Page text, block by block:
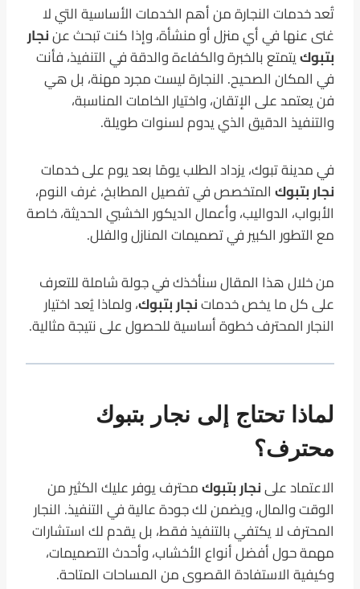
تُعد خدمات النجارة من أهم الخدمات الأساسية التي لا
غنى عنها في أي منزل أو منشأة، وإذا كنت تبحث عننجار
بتبوكيتمتع بالخبرة والكفاءة والدقة في التنفيذ، فأنت
في المكان الصحيح. النجارة ليست مجرد مهنة، بل هي
فن يعتمد على الإتقان، واختيار الخامات المناسبة،
والتنفيذ الدقيق الذي يدوم لسنوات طويلة.
في مدينة تبوك، يزداد الطلب يومًا بعد يوم على خدمات
نجار بتبوكالمتخصص في تفصيل المطابخ، غرف النوم،
الأبواب، الدواليب، وأعمال الديكور الخشبي الحديثة، خاصة
مع التطور الكبير في تصميمات المنازل والفلل.
من خلال هذا المقال سنأخذك في جولة شاملة للتعرف
على كل ما يخص خدماتنجار بتبوك، ولماذا يُعد اختيار
النجار المحترف خطوة أساسية للحصول على نتيجة مثالية.
لماذا تحتاج إلى نجار بتبوك
محترف؟
الاعتماد علىنجار بتبوكمحترف يوفر عليك الكثير من
الوقت والمال، ويضمن لك جودة عالية في التنفيذ. النجار
المحترف لا يكتفي بالتنفيذ فقط، بل يقدم لك استشارات
مهمة حول أفضل أنواع الأخشاب، وأحدث التصميمات،
وكيفية الاستفادة القصوى من المساحات المتاحة.